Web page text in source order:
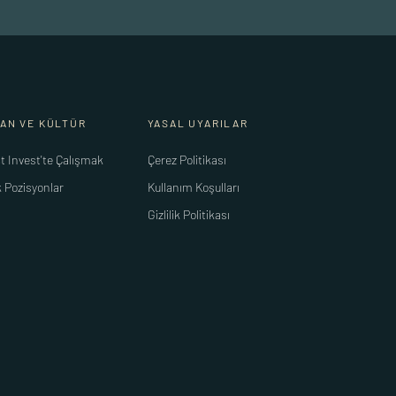
VE KÜLTÜR
Invest'te Çalışmak
Pozisyonlar
YASAL UYARILAR
Çerez Politikası
Kullanım Koşulları
Gizlilik Politikası